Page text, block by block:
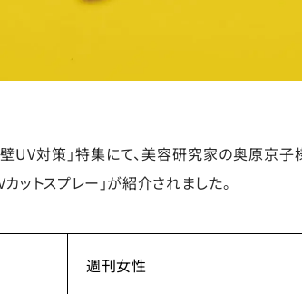
壁UV対策」特集にて、美容研究家の奥原京
ットスプレー」が紹介されました。
週刊女性